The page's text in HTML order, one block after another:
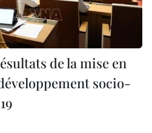
de la mise en
socio-